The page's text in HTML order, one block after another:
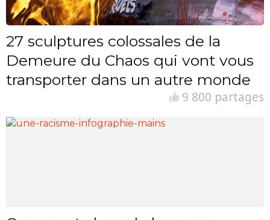
27 sculptures colossales de la
Demeure du Chaos qui vont vous
transporter dans un autre monde
9 800 partages